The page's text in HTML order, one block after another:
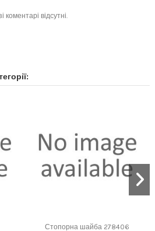
коментарі відсутні.
Стопорна шайба 278406